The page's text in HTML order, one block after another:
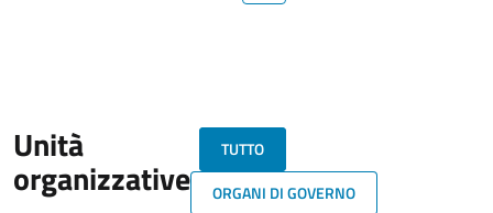
Unità
organizzative
TUTTO
ORGANI DI GOVERNO